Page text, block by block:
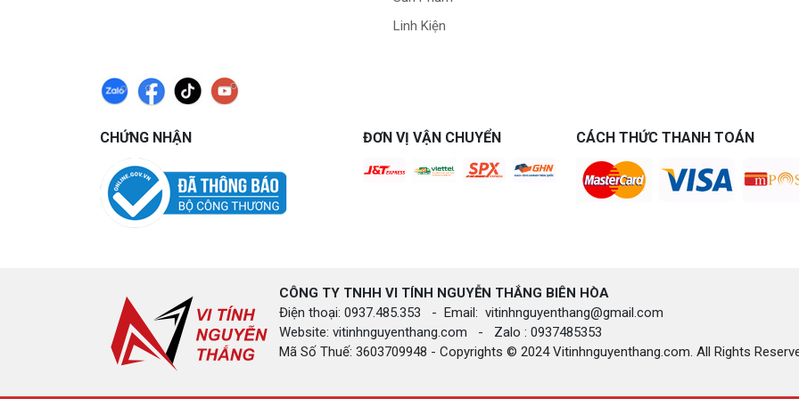
Linh Kiện
CHỨNG NHẬN ĐƠN VỊ VẬN CHUYỂN CÁCH THỨC THANH TOÁN
CÔNG TY TNHH VI TÍNH NGUYỄN THẮNG BIÊN HÒA​
Điện thoại: 0937.485.353 - Email: vitinhnguyenthang@gmail.com
Website: vitinhnguyenthang.com - Zalo : 0937485353
Mã Số Thuế: 3603709948 - Copyrights © 2024 Vitinhnguyenthang.com. All Rights